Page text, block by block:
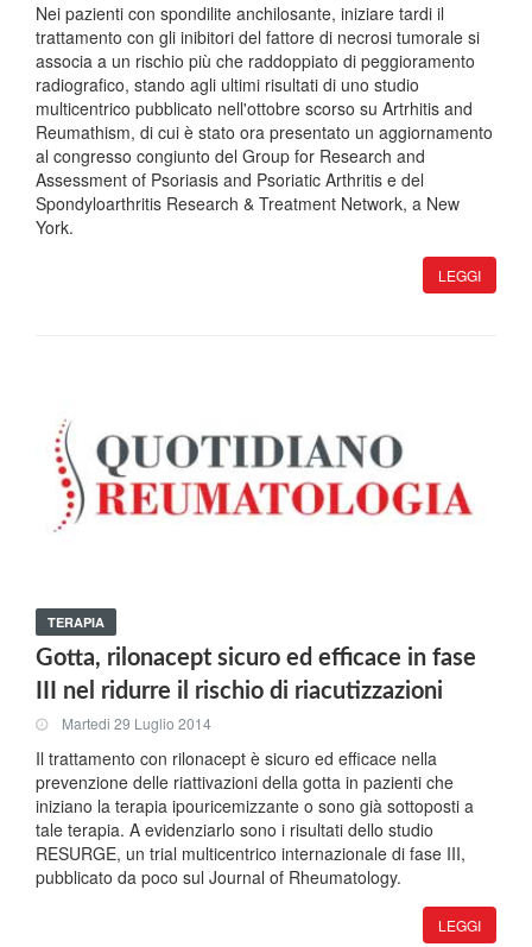
Nei pazienti con spondilite anchilosante, iniziare tardi il
trattamento con gli inibitori del fattore di necrosi tumorale si
associa a un rischio più che raddoppiato di peggioramento
radiografico, stando agli ultimi risultati di uno studio
multicentrico pubblicato nell'ottobre scorso su Artrhitis and
Reumathism, di cui è stato ora presentato un aggiornamento
al congresso congiunto del Group for Research and
Assessment of Psoriasis and Psoriatic Arthritis e del
Spondyloarthritis Research & Treatment Network, a New
York.
LEGGI
TERAPIA
Gotta, rilonacept sicuro ed efficace in fase
III nel ridurre il rischio di riacutizzazioni
Martedi 29 Luglio 2014
Il trattamento con rilonacept è sicuro ed efficace nella
prevenzione delle riattivazioni della gotta in pazienti che
iniziano la terapia ipouricemizzante o sono già sottoposti a
tale terapia. A evidenziarlo sono i risultati dello studio
RESURGE, un trial multicentrico internazionale di fase III,
pubblicato da poco sul Journal of Rheumatology.
LEGGI